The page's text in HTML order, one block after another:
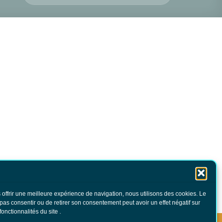
offrir une meilleure expérience de navigation, nous utilisons des cookies. Le
consentir ou de retirer son consentement peut avoir un effet négatif sur
du site .